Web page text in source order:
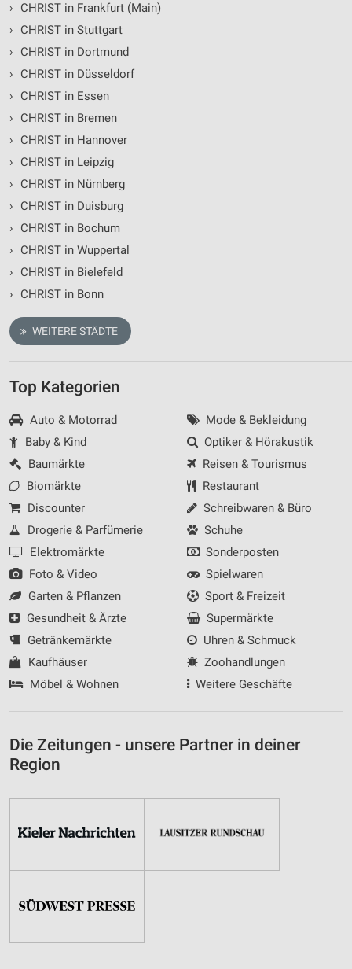
›
CHRIST in Frankfurt (Main)
›
CHRIST in Stuttgart
›
CHRIST in Dortmund
›
CHRIST in Düsseldorf
›
CHRIST in Essen
›
CHRIST in Bremen
›
CHRIST in Hannover
›
CHRIST in Leipzig
›
CHRIST in Nürnberg
›
CHRIST in Duisburg
›
CHRIST in Bochum
›
CHRIST in Wuppertal
›
CHRIST in Bielefeld
›
CHRIST in Bonn
WEITERE STÄDTE
Top Kategorien
Auto & Motorrad
Baby & Kind
Baumärkte
Biomärkte
Discounter
Drogerie & Parfümerie
Elektromärkte
Foto & Video
Garten & Pflanzen
Gesundheit & Ärzte
Getränkemärkte
Kaufhäuser
Möbel & Wohnen
Mode & Bekleidung
Optiker & Hörakustik
Reisen & Tourismus
Restaurant
Schreibwaren & Büro
Schuhe
Sonderposten
Spielwaren
Sport & Freizeit
Supermärkte
Uhren & Schmuck
Zoohandlungen
Weitere Geschäfte
Die Zeitungen - unsere Partner in deiner
Region
Geräte anhand von aktiv angeforderten
Informationen identifizieren
Nicht-IAB-Verarbeitungszwecke:
Performance
Funktional
Werbung